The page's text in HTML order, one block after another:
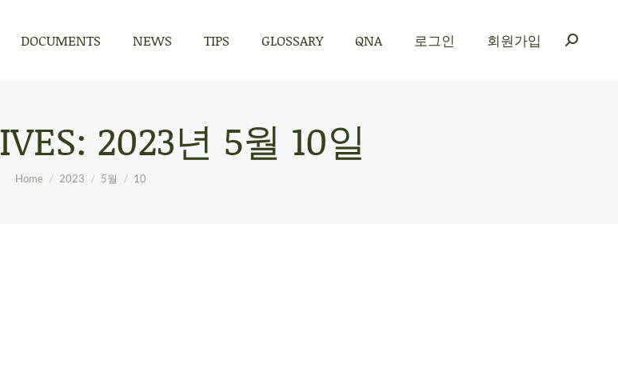
DOCUMENTS NEWS TIPS GLOSSARY QNA 로그인 회원가입
2023년 5월 10일
You are here:
Home 2023 5월 10
로그인 회원가입